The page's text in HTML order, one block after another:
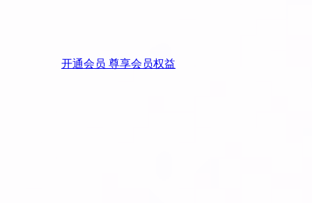
开通会员 尊享会员权益